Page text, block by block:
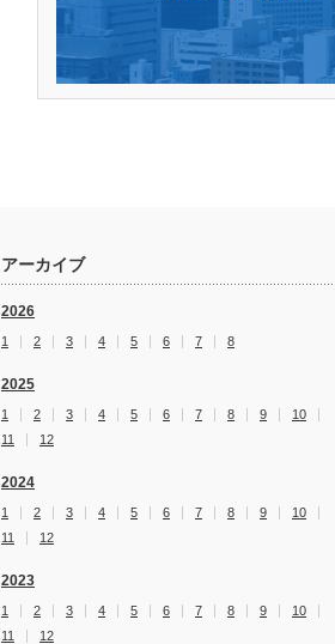
アーカイブ
2026
1 2 3 4 5 6 7 8
2025
1 2 3 4 5 6 7 8 9
10
11
12
2024
1 2 3 4 5 6 7 8 9
10
11
12
2023
1 2 3 4 5 6 7 8 9
10
11
12